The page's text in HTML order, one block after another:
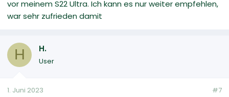
vor meinem S22 Ultra. Ich kann es nur weiter empfehlen,
war sehr zufrieden damit
H H.
User
1. Juni 2023 #7